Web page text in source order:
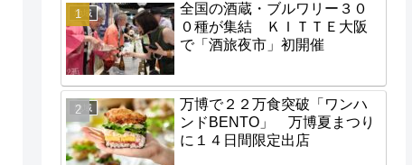
地域
全国の酒蔵・ブルワリー３０
０種が集結 ＫＩＴＴＥ大阪
で「酒旅夜市」初開催
地域
万博で２２万食突破「ワンハ
ンドBENTO」 万博夏まつり
に１４日間限定出店